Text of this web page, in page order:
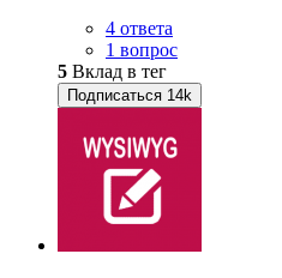
4 ответа
1 вопрос
5 Вклад в тег
Подписаться 14k